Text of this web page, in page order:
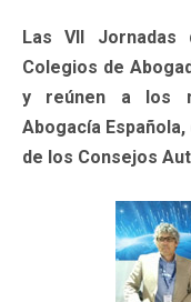
Las VII
Colegios de
y reúnen a los
Abogacía
de los Consejos